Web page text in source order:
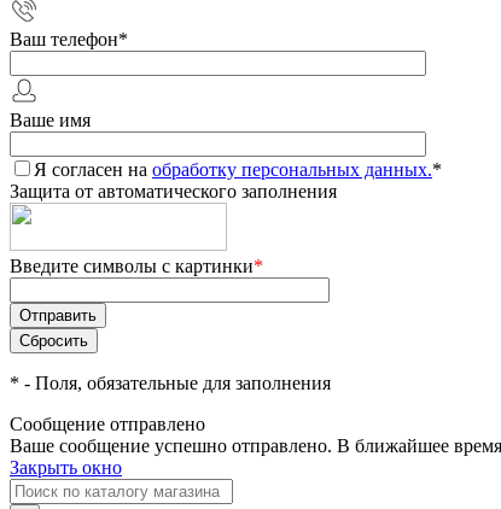
Ваш телефон*
Ваше имя
Я согласен на обработку персональных данных.*
Защита от автоматического заполнения
Введите символы с картинки*
* - Поля, обязательные для заполнения
Сообщение отправлено
Ваше сообщение успешно отправлено. В ближайшее
Закрыть окно